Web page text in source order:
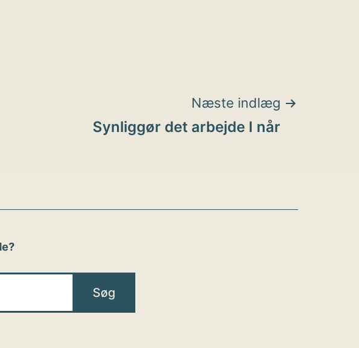
Næste indlæg
Synliggør det arbejde I når